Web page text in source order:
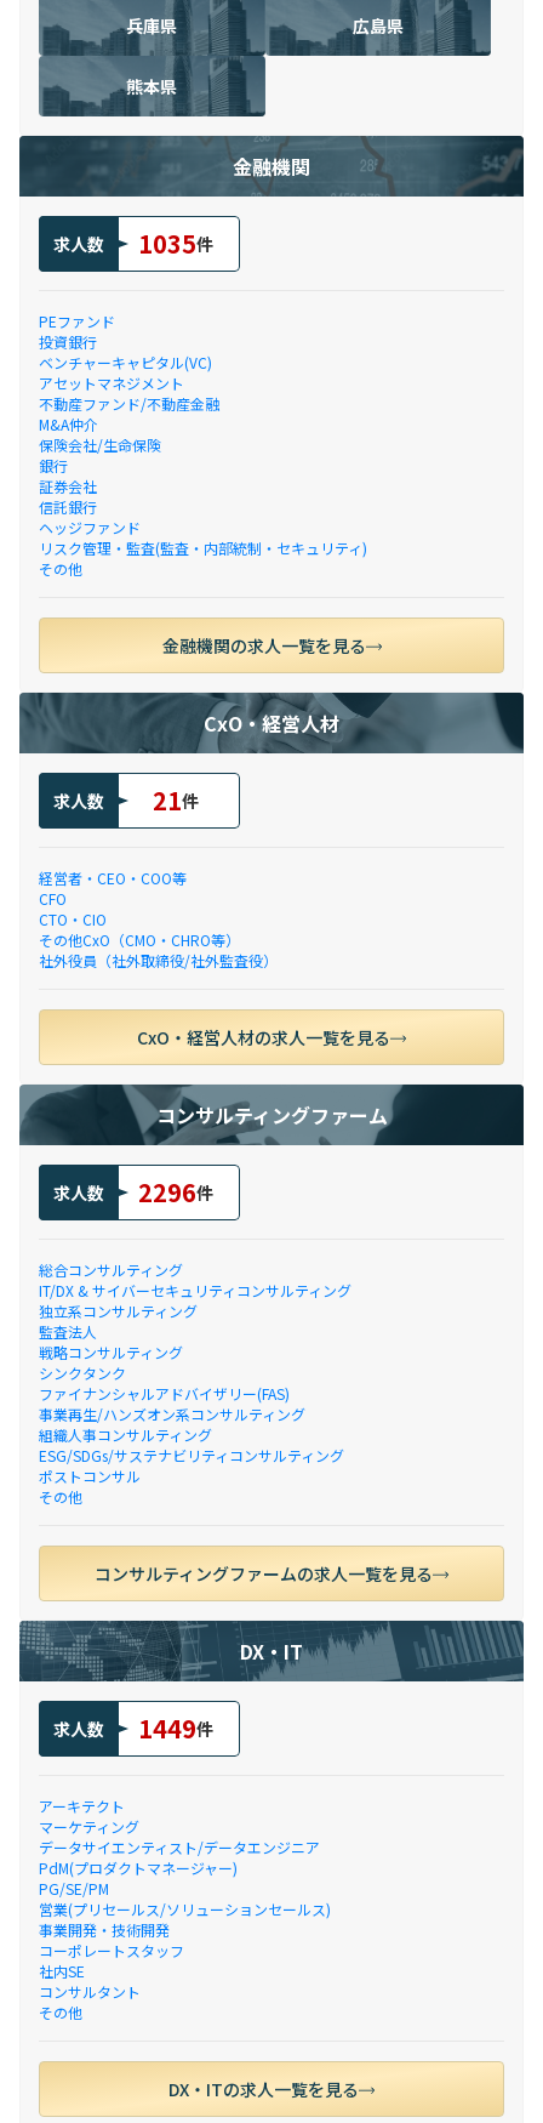
兵庫県 広島県
熊本県
金融機関
求人数 1035件
PEファンド
投資銀行
ベンチャーキャピタル(VC)
アセットマネジメント
不動産ファンド/不動産金融
M&A仲介
保険会社/生命保険
銀行
証券会社
信託銀行
ヘッジファンド
リスク管理・監査(監査・内部統制・セキュリティ)
その他
金融機関の求人一覧を見る
CxO・経営人材
求人数 21件
経営者・CEO・COO等
CFO
CTO・CIO
その他CxO（CMO・CHRO等）
社外役員（社外取締役/社外監査役）
CxO・経営人材の求人一覧を見る
コンサルティングファーム
求人数 2296件
総合コンサルティング
IT/DX & サイバーセキュリティコンサルティング
独立系コンサルティング
監査法人
戦略コンサルティング
シンクタンク
ファイナンシャルアドバイザリー(FAS)
事業再生/ハンズオン系コンサルティング
組織人事コンサルティング
ESG/SDGs/サステナビリティコンサルティング
ポストコンサル
その他
コンサルティングファームの求人一覧を見る
DX・IT
求人数 1449件
アーキテクト
マーケティング
データサイエンティスト/データエンジニア
PdM(プロダクトマネージャー)
PG/SE/PM
営業(プリセールス/ソリューションセールス)
事業開発・技術開発
コーポレートスタッフ
社内SE
コンサルタント
その他
DX・ITの求人一覧を見る